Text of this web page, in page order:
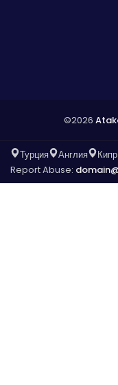
©2026
Турция Англия
Кипр
Report Abuse: